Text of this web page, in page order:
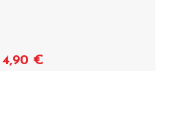
Acheter
4,90 €